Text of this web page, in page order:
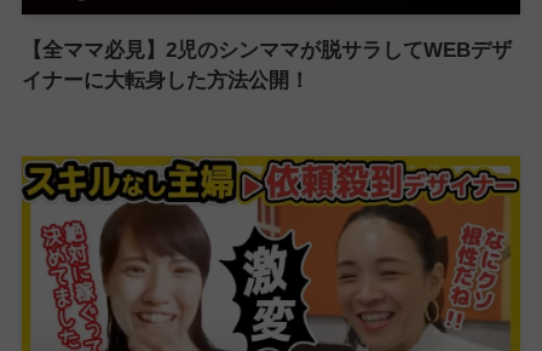
【全ママ必見】2児のシンママが脱サラしてWEBデザ
イナーに大転身した方法公開！